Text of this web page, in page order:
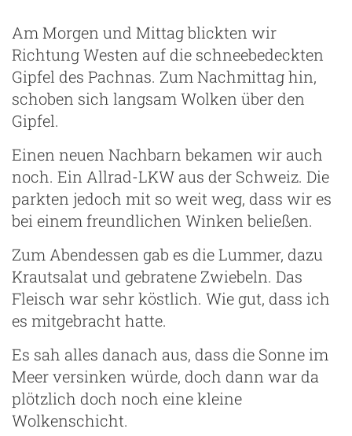
Am Morgen und Mittag blickten wir
Richtung Westen auf die schneebedeckten
Gipfel des Pachnas. Zum Nachmittag hin,
schoben sich langsam Wolken über den
Gipfel.
Einen neuen Nachbarn bekamen wir auch
noch. Ein Allrad-LKW aus der Schweiz. Die
parkten jedoch mit so weit weg, dass wir es
bei einem freundlichen Winken beließen.
Zum Abendessen gab es die Lummer, dazu
Krautsalat und gebratene Zwiebeln. Das
Fleisch war sehr köstlich. Wie gut, dass ich
es mitgebracht hatte.
Es sah alles danach aus, dass die Sonne im
Meer versinken würde, doch dann war da
plötzlich doch noch eine kleine
Wolkenschicht.